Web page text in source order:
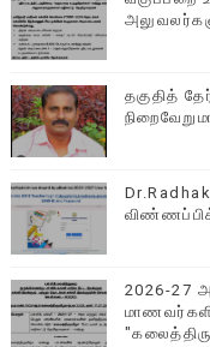
தகுதித்
2026-27